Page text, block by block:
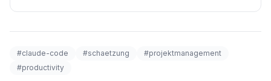
#claude-code #schaetzung
#projektmanagement
#productivity